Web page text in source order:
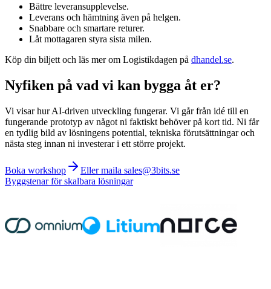
Bättre leveransupplevelse.
Leverans och hämtning även på helgen.
Snabbare och smartare returer.
Låt mottagaren styra sista milen.
Köp din biljett och läs mer om Logistikdagen på dhandel.se.
Nyfiken på vad vi kan bygga åt er?
Vi visar hur AI-driven utveckling fungerar. Vi går från idé till en
fungerande prototyp av något ni faktiskt behöver på kort tid. Ni får
en tydlig bild av lösningens potential, tekniska förutsättningar och
nästa steg innan ni investerar i ett större projekt.
Boka workshop
Eller maila sales@3bits.se
Byggstenar för skalbara lösningar